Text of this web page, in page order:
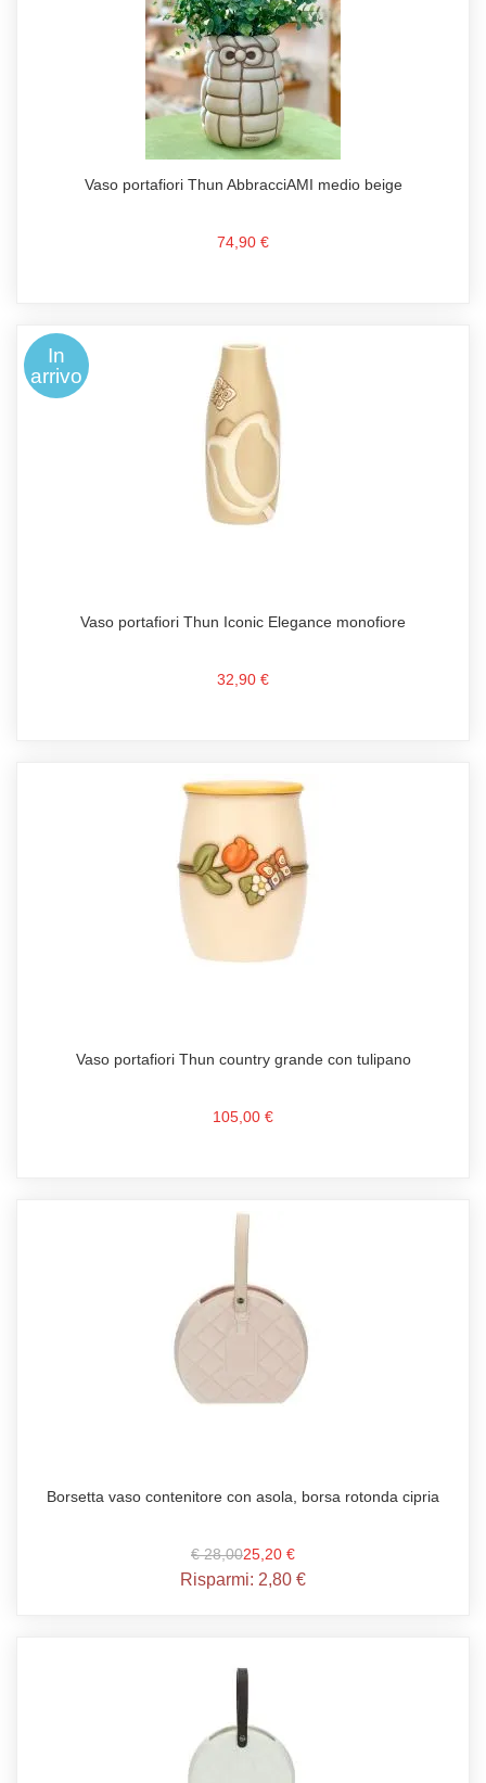
Vaso portafiori Thun AbbracciAMI medio beige
74,90 €
In
arrivo
Vaso portafiori Thun Iconic Elegance monofiore
32,90 €
Vaso portafiori Thun country grande con tulipano
105,00 €
Borsetta vaso contenitore con asola, borsa rotonda cipria
€ 28,0025,20 €
Risparmi: 2,80 €